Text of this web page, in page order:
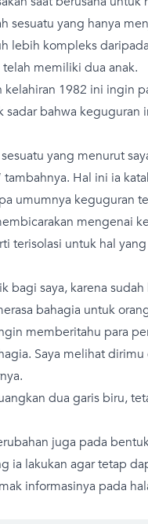
sesuatu yang hanya
lebih kompleks
memiliki dua anak.
1982 ini ingin
bahwa keguguran
yang menurut
Hal ini ia
umumnya keguguran
mengenai
terisolasi untuk hal
bagi saya, karena
bahagia untuk
memberitahu para
Saya melihat dirimu
dua garis biru,
juga pada
ia lakukan agar tetap
informasinya pada